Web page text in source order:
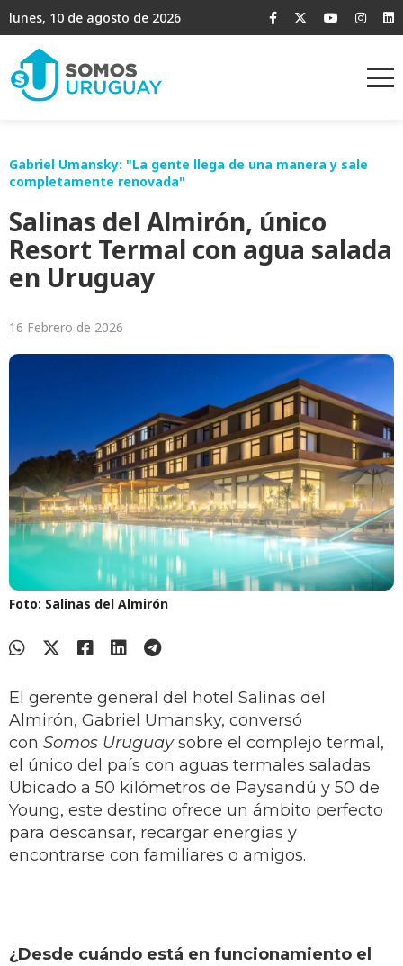
lunes, 10 de agosto de 2026
Gabriel Umansky: "La gente llega de una manera y sale
completamente renovada"
Salinas del Almirón, único
Resort Termal con agua salada
en Uruguay
16 Febrero de 2026
Foto: Salinas del Almirón
El gerente general del hotel Salinas del
Almirón, Gabriel Umansky, conversó
con Somos Uruguaysobre el complejo termal,
el único del país con aguas termales saladas.
Ubicado a 50 kilómetros de Paysandú y 50 de
Young, este destino ofrece un ámbito perfecto
para descansar, recargar energías y
encontrarse con familiares o amigos.
¿Desde cuándo está en funcionamiento el